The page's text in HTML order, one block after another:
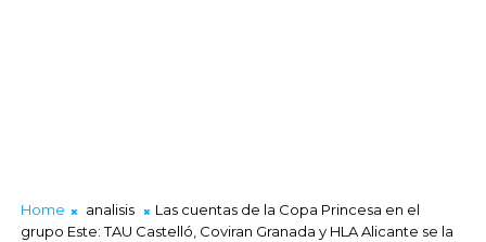
Home analisis
Las cuentas de la Copa Princesa en el
grupo Este: TAU Castelló, Coviran Granada y HLA Alicante se la